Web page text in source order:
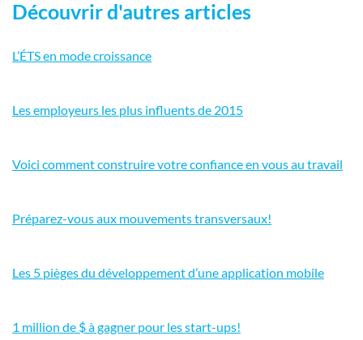
Découvrir d'autres articles
L’ÉTS en mode croissance
Les employeurs les plus influents de 2015
Voici comment construire votre confiance en vous au travail
Préparez-vous aux mouvements transversaux!
Les 5 pièges du développement d’une application mobile
1 million de $ à gagner pour les start-ups!